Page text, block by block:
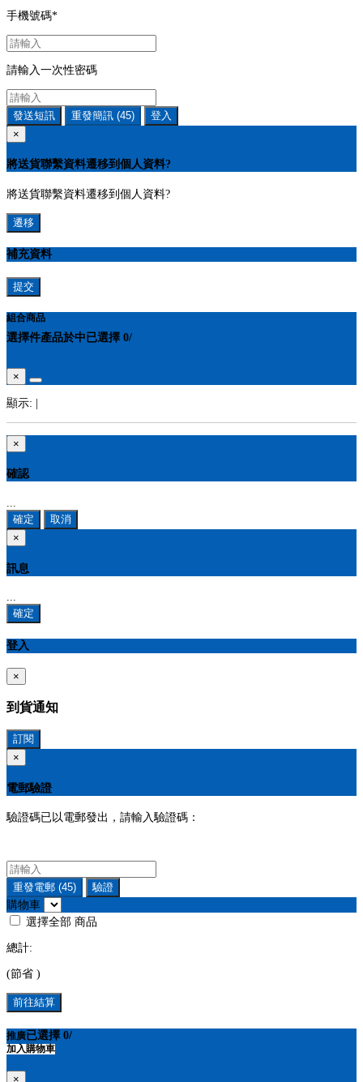
手機號碼*
請輸入一次性密碼
發送短訊 重發簡訊 (45)
登入
×
將送貨聯繫資料遷移到個人資料?
將送貨聯繫資料遷移到個人資料?
遷移
補充資料
提交
組合商品
選擇件產品於中已選擇 0/
×
顯示: |
×
確認
確定
取消
×
訊息
...
確定
登入
×
到貨通知
訂閱
×
電郵驗證
驗證碼已以電郵發出，請輸入驗證碼：
重發電郵 (45)
驗證
購物車
選擇全部 商品
總計:
(節省 )
前往結算
推廣已選擇 0/
加入購物車
×